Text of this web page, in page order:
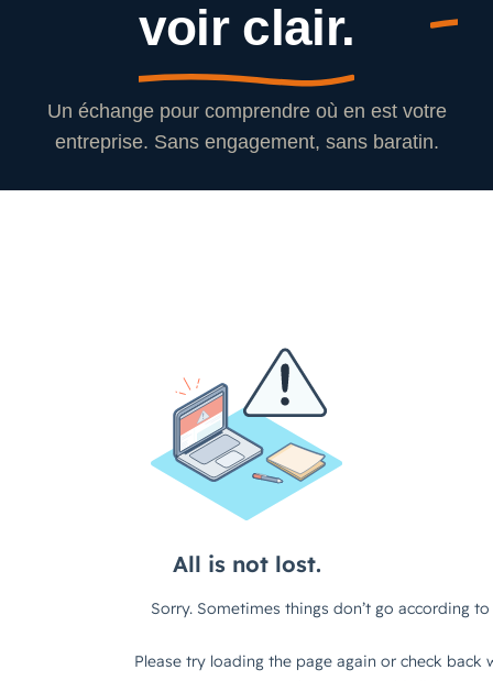
voir clair.
Un échange pour comprendre où en est votre
entreprise. Sans engagement, sans baratin.